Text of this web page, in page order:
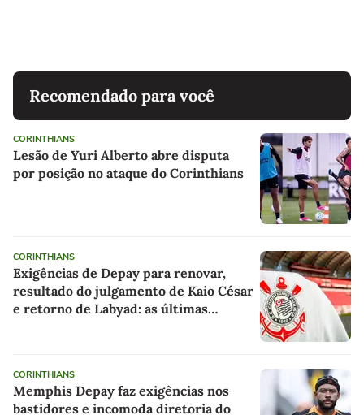
Recomendado para você
CORINTHIANS
Lesão de Yuri Alberto abre disputa
por posição no ataque do Corinthians
CORINTHIANS
Exigências de Depay para renovar,
resultado do julgamento de Kaio César
e retorno de Labyad: as últimas
CORINTHIANS
Memphis Depay faz exigências nos
bastidores e incomoda diretoria do